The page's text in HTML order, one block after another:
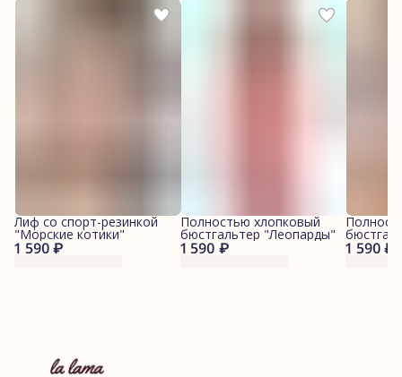
1 590 ₽
Лиф со спорт-резинкой
"Морские котики"
1 590 ₽
Полностью хлопковый
бюстгальтер "Леопарды"
1 590 ₽
котики"